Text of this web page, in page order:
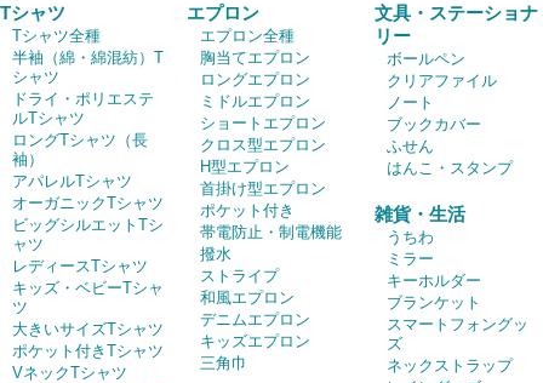
Tシャツ
Tシャツ全種
半袖（綿・綿混紡）T
シャツ
ドライ・ポリエステ
ルTシャツ
ロングTシャツ（長
袖）
アパレルTシャツ
オーガニックTシャツ
ビッグシルエットTシ
ャツ
レディースTシャツ
キッズ・ベビーTシャ
ツ
大きいサイズTシャツ
ポケット付きTシャツ
VネックTシャツ
エプロン
エプロン全種
胸当てエプロン
ロングエプロン
ミドルエプロン
ショートエプロン
クロス型エプロン
H型エプロン
首掛け型エプロン
ポケット付き
帯電防止・制電機能
撥水
ストライプ
和風エプロン
デニムエプロン
キッズエプロン
三角巾
文具・ステーショナ
リー
ボールペン
クリアファイル
ノート
ブックカバー
ふせん
はんこ・スタンプ
雑貨・生活
うちわ
ミラー
キーホルダー
ブランケット
スマートフォングッ
ズ
ネックストラップ